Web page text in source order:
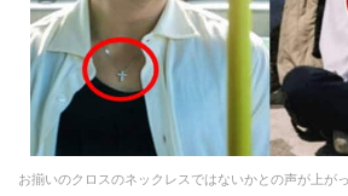
お揃いのクロスのネックレスではないかとの声が上が